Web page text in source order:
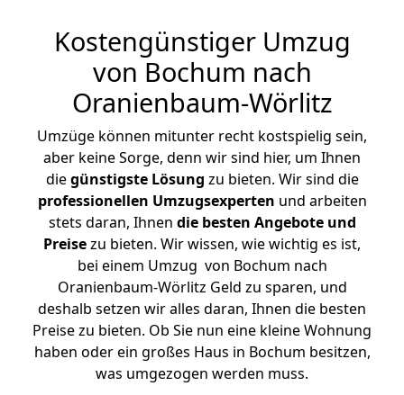
Kostengünstiger Umzug
von Bochum nach
Oranienbaum-Wörlitz
Umzüge können mitunter recht kostspielig sein,
aber keine Sorge, denn wir sind hier, um Ihnen
diegünstigste Lösung zu bieten. Wir sind die
professionellen Umzugsexperten und arbeiten
stets daran, Ihnen die besten Angebote und
Preisezu bieten. Wir wissen, wie wichtig es ist,
bei einem Umzug von Bochum nach
Oranienbaum-Wörlitz Geld zu sparen, und
deshalb setzen wir alles daran, Ihnen die besten
Preise zu bieten. Ob Sie nun eine kleine Wohnung
haben oder ein großes Haus in Bochum besitzen,
was umgezogen werden muss.